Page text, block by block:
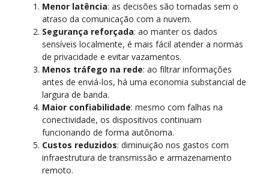
Menor latência: as decisões são tomadas sem o
atraso da comunicação com a nuvem.
Segurança reforçada: ao manter os dados
sensíveis localmente, é mais fácil atender a normas
de privacidade e evitar vazamentos.
Menos tráfego na rede: ao filtrar informações
antes de enviá-los, há uma economia substancial de
largura de banda.
Maior confiabilidade: mesmo com falhas na
conectividade, os dispositivos continuam
funcionando de forma autônoma.
Custos reduzidos: diminuição nos gastos com
infraestrutura de transmissão e armazenamento
remoto.